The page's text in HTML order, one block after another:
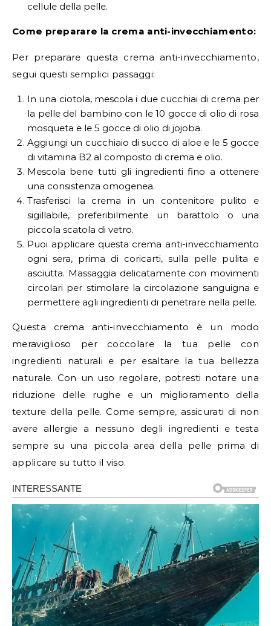
cellule della pelle.
Come preparare la crema anti-invecchiamento:
Per preparare questa crema anti-invecchiamento,
segui questi semplici passaggi:
In una ciotola, mescola i due cucchiai di crema per
la pelle del bambino con le 10 gocce di olio di rosa
mosqueta e le 5 gocce di olio di jojoba.
Aggiungi un cucchiaio di succo di aloe e le 5 gocce
di vitamina B2 al composto di crema e olio.
Mescola bene tutti gli ingredienti fino a ottenere
una consistenza omogenea.
Trasferisci la crema in un contenitore pulito e
sigillabile, preferibilmente un barattolo o una
piccola scatola di vetro.
Puoi applicare questa crema anti-invecchiamento
ogni sera, prima di coricarti, sulla pelle pulita e
asciutta. Massaggia delicatamente con movimenti
circolari per stimolare la circolazione sanguigna e
permettere agli ingredienti di penetrare nella pelle.
Questa crema anti-invecchiamento è un modo
meraviglioso per coccolare la tua pelle con
ingredienti naturali e per esaltare la tua bellezza
naturale. Con un uso regolare, potresti notare una
riduzione delle rughe e un miglioramento della
texture della pelle. Come sempre, assicurati di non
avere allergie a nessuno degli ingredienti e testa
sempre su una piccola area della pelle prima di
applicare su tutto il viso.